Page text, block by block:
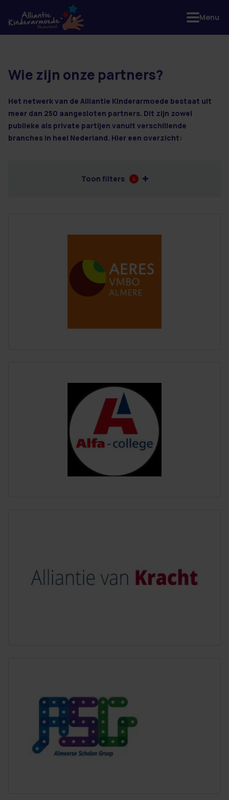
95 resultaten
Wie zijn onze partners?
Het netwerk van de Alliantie Kinderarmoede bestaat uit
meer dan 250 aangesloten partners. Dit zijn zowel
publieke als private partijen vanuit verschillende
branches in heel Nederland. Hier een overzicht:
Toon filters 4
Menu